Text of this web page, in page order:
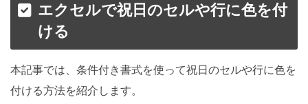
エクセルで祝日のセルや行に色を付
ける
本記事では、条件付き書式を使って祝日のセルや行に色を
付ける方法を紹介します。